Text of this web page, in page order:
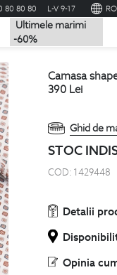
80 80 80 L-V 9-17
Ultimele marimi
-60%
camasa
390 Lei
Ghid de
STOC
COD: 1429448
Detalii
Opinia